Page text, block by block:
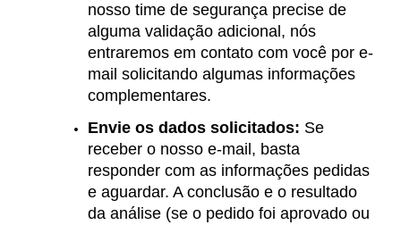
nosso time de segurança precise de
alguma validação adicional, nós
entraremos em contato com você por e-
mail solicitando algumas informações
complementares.
Envie os dados solicitados: Se
receber o nosso e-mail, basta
responder com as informações pedidas
e aguardar. A conclusão e o resultado
da análise (se o pedido foi aprovado ou